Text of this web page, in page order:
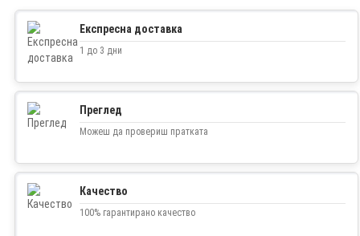
Експресна доставка
1 до 3 дни
Преглед
Можеш да провериш пратката
Качество
100% гарантирано качество